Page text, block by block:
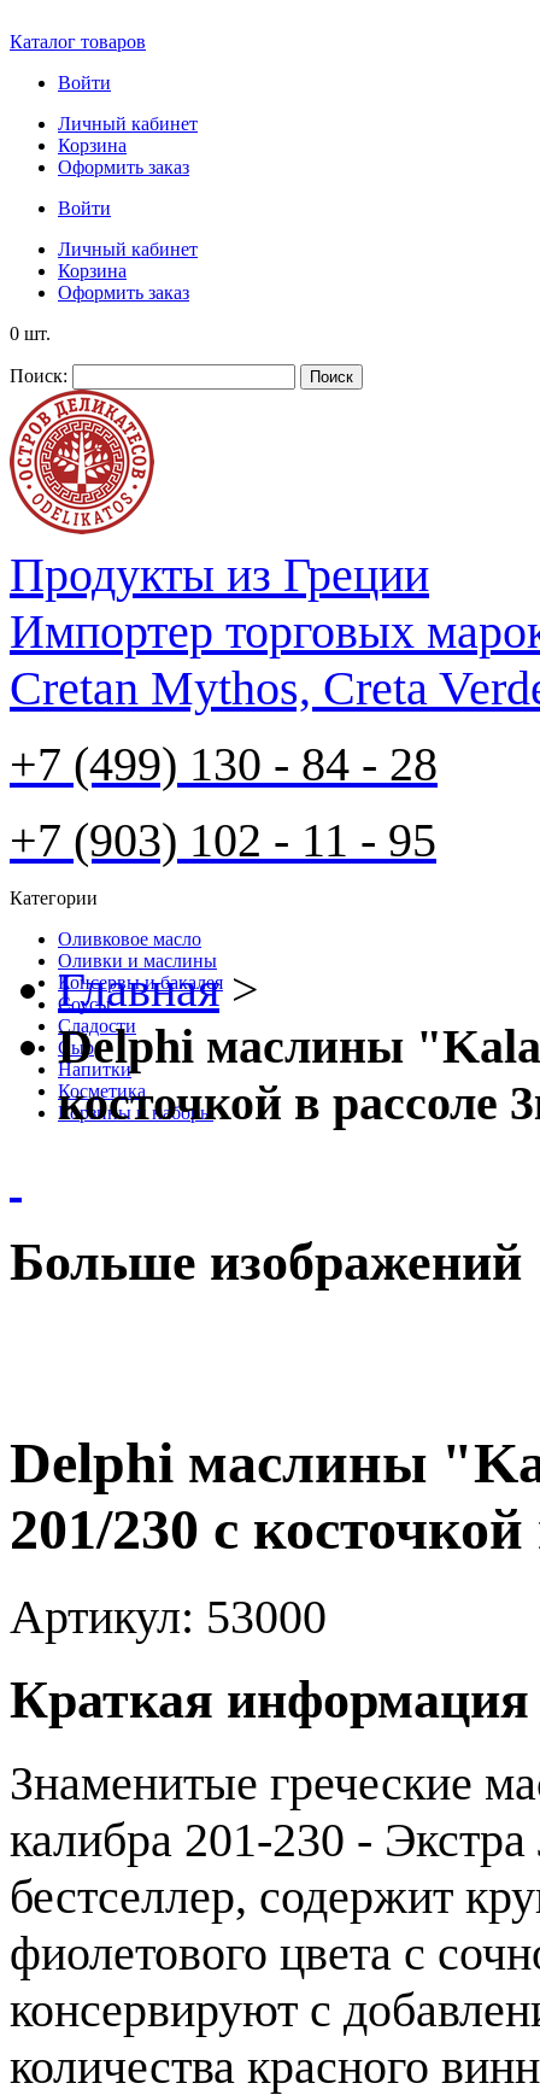
Каталог товаров
Войти
Личный кабинет
Корзина
Оформить заказ
Войти
Личный кабинет
Корзина
Оформить заказ
0 шт.
Поиск: Поиск
Продукты из Греции
Импортер торговых
Cretan Mythos, Creta
+7 (499) 130 - 84 - 28
+7 (903) 102 - 11 - 95
Категории
Оливковое масло
Оливки и маслины
Консервы и бакалея
Соусы
Cладости
Сыр
Напитки
Косметика
Корзины и наборы
Главная >
Delphi маслины
косточкой в рассоле
Больше изображений
Delphi маслины
201/230 c
Артикул: 53000
Краткая информация
Знаменитые греческие
калибра 201-230 -
бестселлер, содержит
фиолетового цвета с
консервируют с
количества красного